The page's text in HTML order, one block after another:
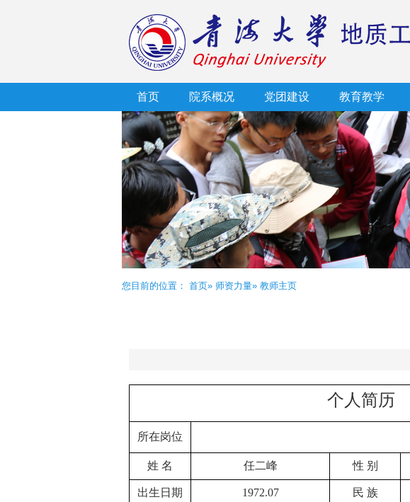
首页 院系概况 党团建设 教育教学
您目前的位置： 首页» 师资力量» 教师主页
个人简历
所在岗位
姓 名 任二峰 性 别
出生日期 1972.07 民 族